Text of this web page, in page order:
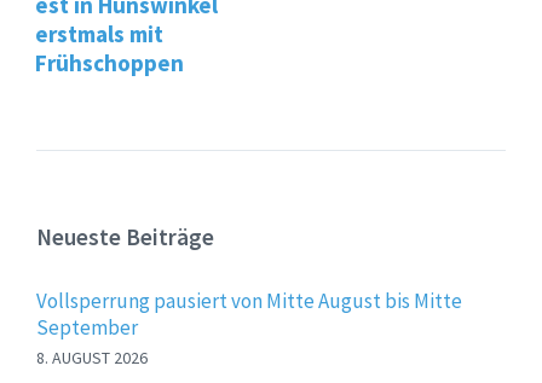
erstmals mit
Frühschoppen
Neueste Beiträge
Vollsperrung pausiert von Mitte August bis Mitte
September
8. AUGUST 2026